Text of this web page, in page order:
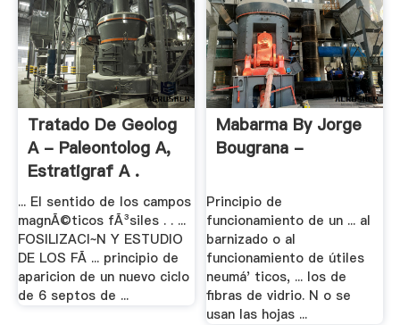
Tratado De Geolog
A - Paleontolog A,
Estratigraf A .
... El sentido de los campos
magnÃ©ticos fÃ³siles . . ...
FOSILIZACI~N Y ESTUDIO
DE LOS FÃ ... principio de
aparicion de un nuevo ciclo
de 6 septos de ...
Mabarma By Jorge
Bougrana -
Principio de
funcionamiento de un ... al
barnizado o al
funcionamiento de útiles
neumá' ticos, ... los de
fibras de vidrio. N o se
usan las hojas ...